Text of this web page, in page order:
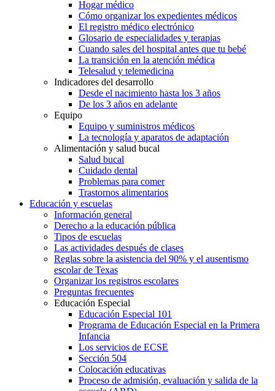
Hogar médico
Cómo organizar los expedientes médicos
El registro médico electrónico
Glosario de especialidades y terapias
Cuando sales del hospital antes que tu bebé
La transición en la atención médica
Telesalud y telemedicina
Indicadores del desarrollo
Desde el nacimiento hasta los 3 años
De los 3 años en adelante
Equipo
Equipo y suministros médicos
La tecnología y aparatos de adaptación
Alimentación y salud bucal
Salud bucal
Cuidado dental
Problemas para comer
Trastornos alimentarios
Educación y escuelas
Información general
Derecho a la educación pública
Tipos de escuelas
Las actividades después de clases
Reglas sobre la asistencia del 90% y el ausentismo
escolar de Texas
Organizar los registros escolares
Preguntas frecuentes
Educación Especial
Educación Especial 101
Programa de Educación Especial en la Primera
Infancia
Los servicios de ECSE
Sección 504
Colocación educativas
Proceso de admisión, evaluación y salida de la